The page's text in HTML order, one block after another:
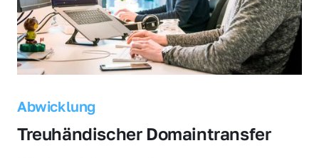
Abwicklung
Treuhändischer Domaintransfer